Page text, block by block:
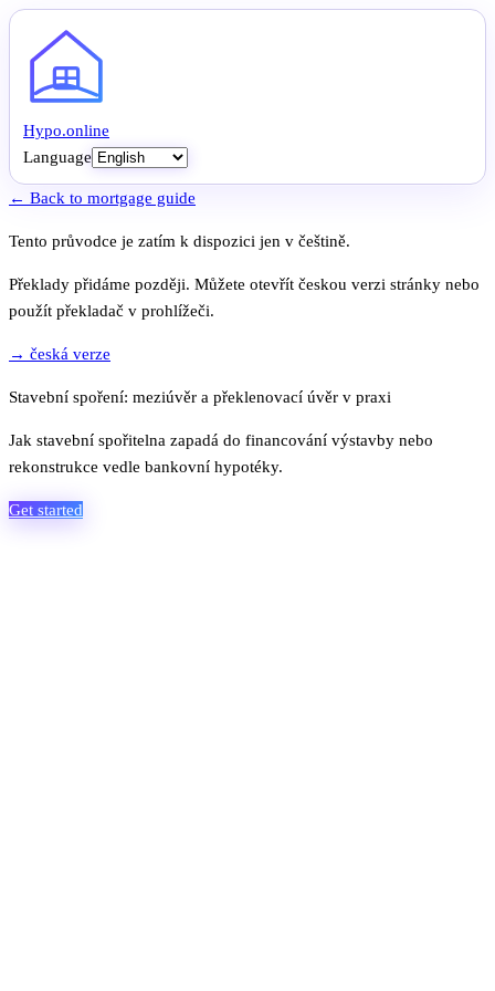
Hypo.online
Language
← Back to mortgage guide
Tento průvodce je zatím k dispozici jen v češtině.
Překlady přidáme později. Můžete otevřít českou verzi stránky nebo
použít překladač v prohlížeči.
→ česká verze
Stavební spoření: meziúvěr a překlenovací úvěr v praxi
Jak stavební spořitelna zapadá do financování výstavby nebo
rekonstrukce vedle bankovní hypotéky.
Get started